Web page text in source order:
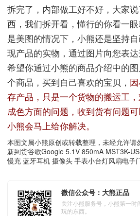
拆完了，内部做工好不好，大家
西，我们拆开看，懂行的你看一
是美图的情况下，小熊还是坚持
现产品的实物，通过图片向您表达
希望你通过小熊的商品介绍中的
个商品，买到自己喜欢的宝贝，
存产品，只是一个货物的搬运工
成色方面的问题，收到货有问题
小熊会马上给你解决。
本图文属小熊原创或转载整理，未经允许请
新到货谷歌Google 5.1V 850mA MST3K-
慢充 蓝牙耳机 摄像头 手表小台灯风扇电子
微信公众号：大熊正品
关注小熊服务号，小熊第一时
玩的东西。